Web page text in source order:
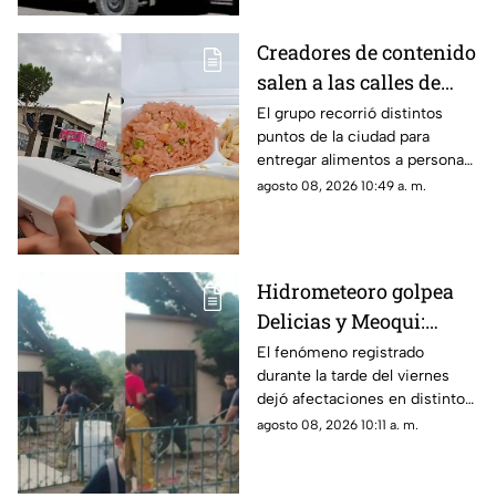
Creadores de contenido
salen a las calles de
Chihuahua para
repartir comida y se
viralizan
El grupo recorrió distintos
puntos de la ciudad para
entregar alimentos a personas
que trabajan o permanecen en
agosto 08, 2026 10:49 a. m.
Hidrometeoro golpea
Delicias y Meoqui:
derriba árboles, postes
y causa daños en
viviendas
El fenómeno registrado
durante la tarde del viernes
dejó afectaciones en distintos
puntos de Delicias y Meoqui,
agosto 08, 2026 10:11 a. m.